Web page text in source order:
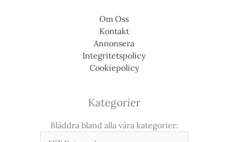
Om Oss
Kontakt
Annonsera
Integritetspolicy
Cookiepolicy
Kategorier
Bläddra bland alla våra kategorier: